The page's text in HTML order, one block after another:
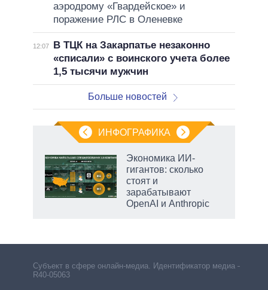
аэродрому «Гвардейское» и
поражение РЛС в Оленевке
12:07
В ТЦК на Закарпатье незаконно
«списали» с воинского учета более
1,5 тысячи мужчин
Больше новостей
ИНФОГРАФИКА
Экономика ИИ-
гигантов: сколько
стоят и
зарабатывают
OpenAI и Anthropic
Субъект в сфере онлайн-медиа. Идентификатор медиа –
R40-05063